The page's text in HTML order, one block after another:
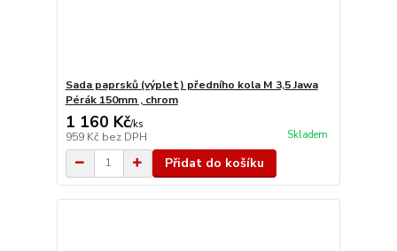
Sada paprsků (výplet) předního kola M 3,5 Jawa
Pérák 150mm , chrom
1 160 Kč/ks
959 Kč bez DPH Skladem
Přidat do košíku